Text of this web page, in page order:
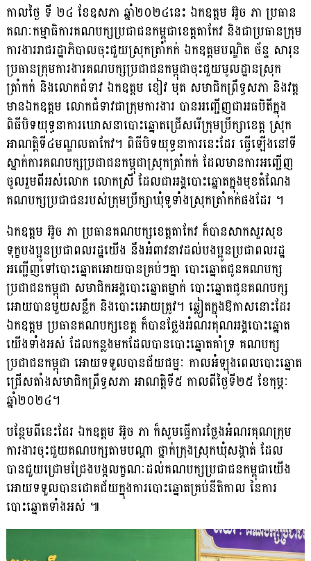
កាលថ្ងៃ ទី ២៤ ខែឧសភា ឆ្នាំ២០២៤នេះ ឯកឧត្តម អ៊ូច ភា ប្រធាន
គណៈកម្មាធិការគណបក្សប្រជាជនកម្ពុជាខេត្តតាកែវ និងជាប្រធានក្រុម
ការងាររាជរដ្ឋាភិបាលចុះជួយស្រុកត្រាំកក់ ឯកឧត្តមបណ្ឌិត ច័ន្ទ សារុន
ប្រធានក្រុមការងារគណបក្សប្រជាជនកម្ពុជាចុះជួយមូលដ្ឋានស្រុក
ត្រាំកក់ និងលោកជំទាវ ឯកឧត្តម ខៀវ មុត សមាជិកព្រឹទ្ធសភា និងវត្ត
មានឯកឧត្តម លោកជំទាវជាក្រុមការងារ បានអញ្ជើញជាអធបិតីក្នុង
ពិធីបិទយុទ្ធនាការឃោសនាបោះឆ្នោតជ្រើសរើក្រុមប្រឹក្សាខេត្ត ស្រុក
អាណត្តិទី៤មណ្ឌលតាកែវ។ ពិធីបិទយុទ្ធនាការនេះដែរ ធ្វើឡើងនៅទី
ស្នាក់ការគណបក្សប្រជាជនកម្ពុជាស្រុកត្រាំកក់ ដែលមានការអញ្ជើញ
ចូលរួមពីអស់លោក លោកស្រី ដែលជាអង្គបោះឆ្នោតក្នុងមុខតំណែង
គណបក្សប្រជាជនរបស់ក្រុមប្រឹក្សាឃុំទូទាំងស្រុកត្រាំកក់ផងដែរ ។
ឯកឧត្តម អ៊ូច ភា ប្រធានគណបក្សខេត្តតាកែវ ក៏បានសាកសួរសុខ
ទុក្ខបងប្អូនប្រជាពលរដ្ឋយើង នឹងអំពាវនាវដល់បងប្អូនប្រជាពលរដ្ឋ
អញ្ជើញទៅបោះឆ្នោតអោយបានគ្រប់ៗគ្នា បោះឆ្នោតជូនគណបក្ស
ប្រជាជនកម្ពុជា សមាជិកអង្គបោះឆ្នោតម្នាក់ បោះឆ្នោតជូនគណបក្ស
អោយបានមួយសន្លឹក និងបោះអោយត្រូវ។ ឆ្លៀតក្នុងឱកាសនោះដែរ
ឯកឧត្តម ប្រធានគណបក្សខេត្ត ក៏បានថ្លែងអំណរគុណអង្គបោះឆ្នោត
យើងទាំងអស់ ដែលកន្លងមកដែលបានបោះឆ្នោតគាំទ្រ គណបក្ស
ប្រជាជនកម្ពុជា អោយទទួលបានជ័យជម្នៈ កាលអំឡុងពេលបោះឆ្នោត
ជ្រើសតាំងសមាជិកព្រឹទ្ធសភា អាណត្តិទី៥ កាលពីថ្ងៃទី២៥ ខែកុម្ភៈ
ឆ្នាំ២០២៤។
បន្ថែមពីនេះដែរ ឯកឧត្តម អ៊ូច ភា ក៏សូមធ្វើការថ្លែងអំណរគុណក្រុម
ការងារចុះជួយគណបក្សតាមបណ្តា ថ្នាក់ក្រុងស្រុកឃុំសង្កាត់ ដែល
បានជួយជ្រោមជ្រែងបង្កលក្ខណៈដល់គណបក្សប្រជាជនកម្ពុជាយើង
អោយទទួលបានជោគជ័យក្នុងការបោះឆ្នោតគ្រប់នីតិកាល នៃការ
បោះឆ្នោតទាំងអស់ ៕